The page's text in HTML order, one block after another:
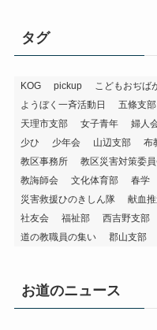
タグ
KOG pickup こどもおぢば
ようぼく一斉活動日
五條支部
天理市支部
女子青年 婦人
少ひ
少年会 山辺支部 布
教区事務所
教区災害対策委
教誨師会
文化体育部 春学
災害救援ひのきしん隊
献血
社友会
福祉部 西吉野支部
道の教職員の集い
郡山支部
お道のニュース